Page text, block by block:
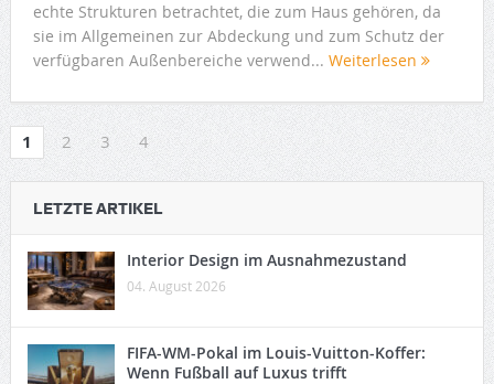
echte Strukturen betrachtet, die zum Haus gehören, da
sie im Allgemeinen zur Abdeckung und zum Schutz der
verfügbaren Außenbereiche verwend... Weiterlesen
1 2 3 4
LETZTE ARTIKEL
Interior Design im Ausnahmezustand
04. August 2026
FIFA-WM-Pokal im Louis-Vuitton-Koffer:
Wenn Fußball auf Luxus trifft